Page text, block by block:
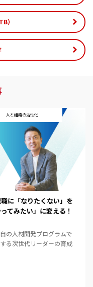
）
人と組織の活性化
に「なりたくない」を
ってみたい」に変える！
の人材開発プログラムで
る次世代リーダーの育成